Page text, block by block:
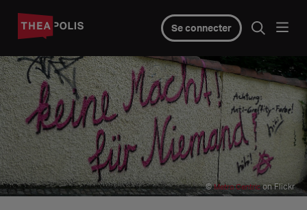
Se connecter
©Metro Centricon Flickr